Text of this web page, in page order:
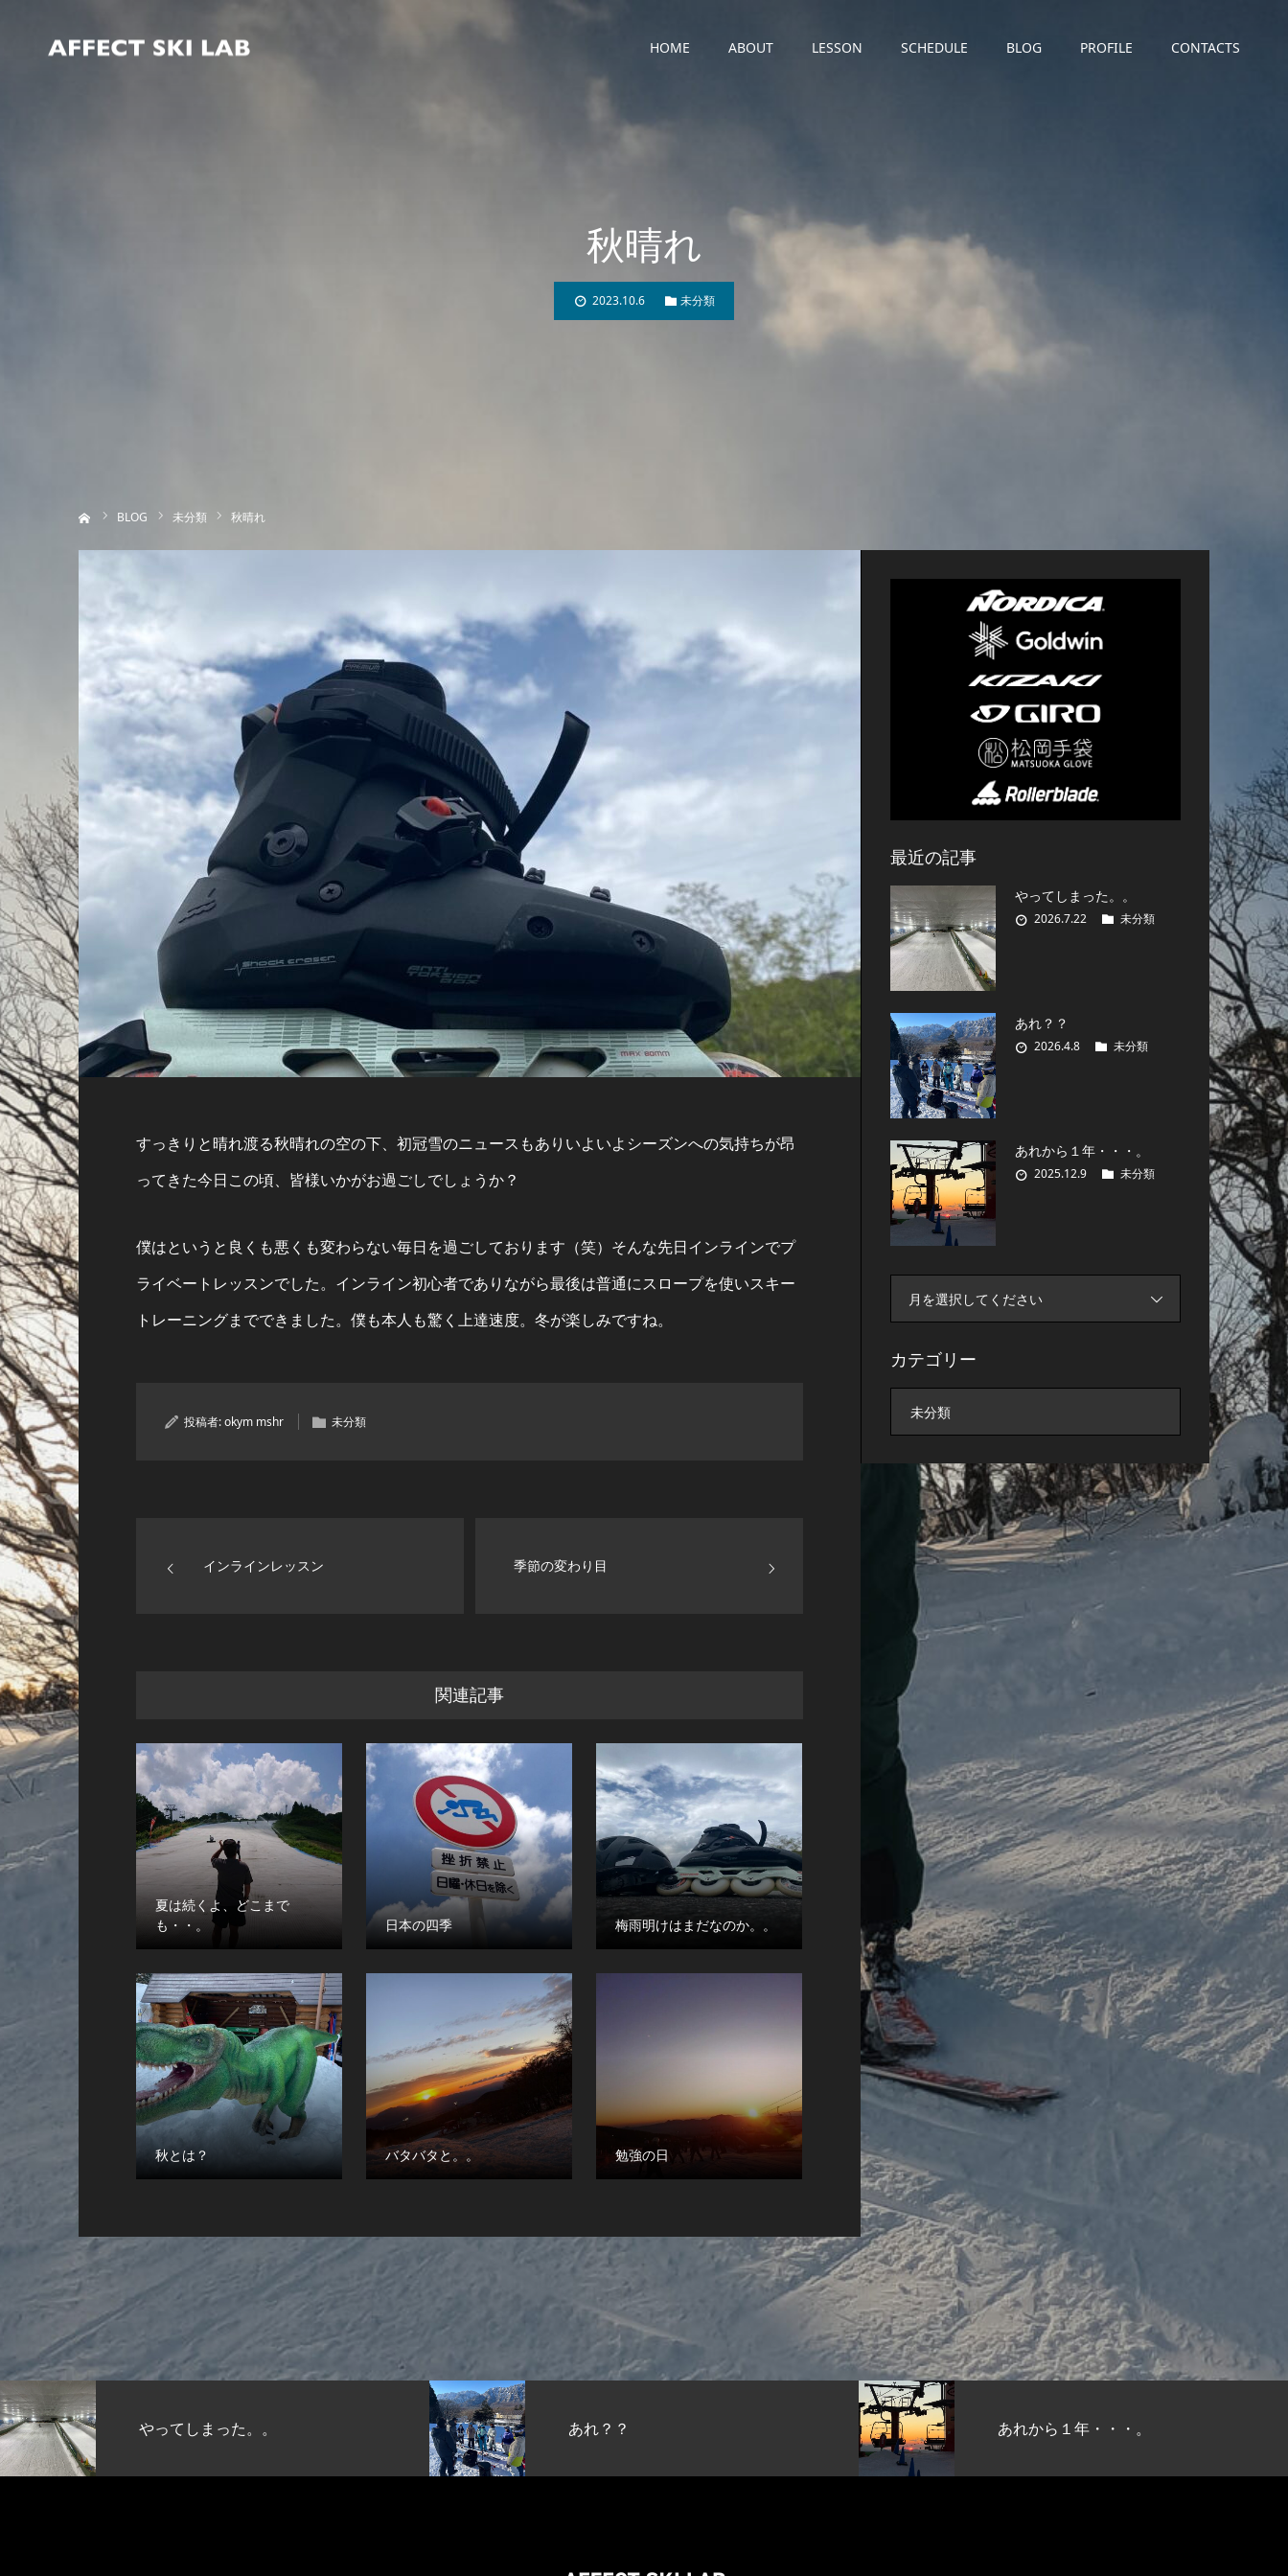
HOME ABOUT LESSON SCHEDULE BLOG PROFILE CONTACTS
秋晴れ
2023.10.6 未分類
BLOG 未分類 秋晴れ
すっきりと晴れ渡る秋晴れの空の下、初冠雪のニュースもありいよいよシーズンへの気持ちが昂
ってきた今日この頃、皆様いかがお過ごしでしょうか？
僕はというと良くも悪くも変わらない毎日を過ごしております（笑）そんな先日インラインでプ
ライベートレッスンでした。インライン初心者でありながら最後は普通にスロープを使いスキー
トレーニングまでできました。僕も本人も驚く上達速度。冬が楽しみですね。
投稿者:okym mshr 未分類
インラインレッスン 季節の変わり目
関連記事
夏は続くよ、どこまで
も・・。
日本の四季 梅雨明けはまだなのか。。
秋とは？ バタバタと。。 勉強の日
最近の記事
やってしまった。。
2026.7.22 未分類
あれ？？
2026.4.8 未分類
あれから１年・・・。
2025.12.9 未分類
月を選択してください
カテゴリー
未分類
やってしまった。。 あれ？？ あれから１年・・・。